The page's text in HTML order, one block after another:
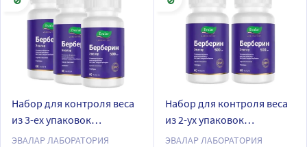
Набор для контроля веса
из 3-ех упаковок
БЕРБЕРИН ЭВАЛАР N60
ЭВАЛАР ЛАБОРАТОРИЯ
Набор для контроля веса
из 2-ух упаковок
БЕРБЕРИН ЭВАЛАР N60
ЭВАЛАР ЛАБОРАТОРИЯ